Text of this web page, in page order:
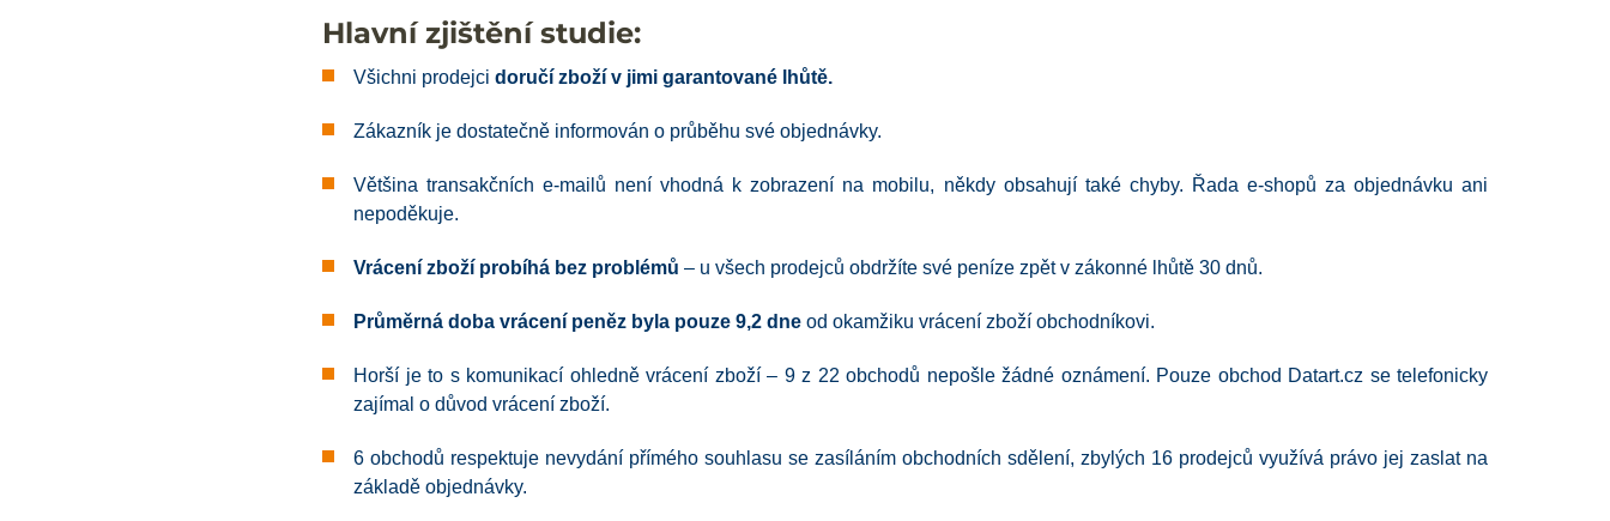
Hlavní zjištění studie:
Všichni prodejci doručí zboží v jimi garantované lhůtě.
Zákazník je dostatečně informován o průběhu své objednávky.
Většina transakčních e-mailů není vhodná k zobrazení na mobilu, někdy obsahují také chyby. Řada e-shopů za objednávku ani
nepoděkuje.
Vrácení zboží probíhá bez problémů – u všech prodejců obdržíte své peníze zpět v zákonné lhůtě 30 dnů.
Průměrná doba vrácení peněz byla pouze 9,2 dne od okamžiku vrácení zboží obchodníkovi.
Horší je to s komunikací ohledně vrácení zboží – 9 z 22 obchodů nepošle žádné oznámení. Pouze obchod Datart.cz se telefonicky
zajímal o důvod vrácení zboží.
6 obchodů respektuje nevydání přímého souhlasu se zasíláním obchodních sdělení, zbylých 16 prodejců využívá právo jej zaslat na
základě objednávky.